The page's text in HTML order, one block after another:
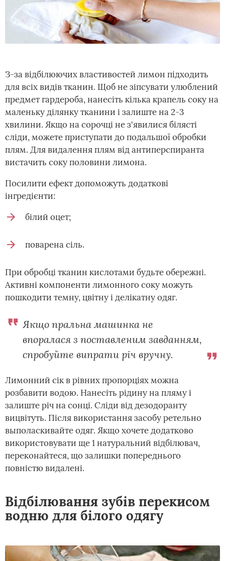
З-за відбілюючих властивостей лимон підходить
для всіх видів тканин. Щоб не зіпсувати улюблений
предмет гардероба, нанесіть кілька крапель соку на
маленьку ділянку тканини і залиште на 2-3
хвилини. Якщо на сорочці не з'явилися білясті
сліди, можете приступати до подальшої обробки
плям. Для видалення плям від антиперспиранта
вистачить соку половини лимона.
Посилити ефект допоможуть додаткові
інгредієнти:
білий оцет;
поварена сіль.
При обробці тканин кислотами будьте обережні.
Активні компоненти лимонного соку можуть
пошкодити темну, цвітну і делікатну одяг.
Якщо пральна машинка не
впоралася з поставленим завданням,
спробуйте випрати річ вручну.
Лимонний сік в рівних пропорціях можна
розбавити водою. Нанесіть рідину на пляму і
залиште річ на сонці. Сліди від дезодоранту
вицвітуть. Після використання засобу ретельно
выполаскивайте одяг. Якщо хочете додатково
використовувати ще 1 натуральний відбілювач,
переконайтеся, що залишки попереднього
повністю видалені.
Відбілювання зубів перекисом
водню для білого одягу